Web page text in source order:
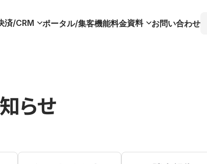
済/CRM ポータル/集客機能料金資料 お問い合わせ
らせ